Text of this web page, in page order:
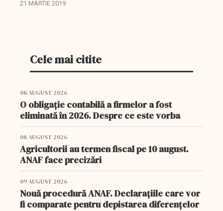
21 MARTIE 2019
Cele mai citite
08 AUGUST 2026
O obligație contabilă a firmelor a fost
eliminată în 2026. Despre ce este vorba
08 AUGUST 2026
Agricultorii au termen fiscal pe 10 august.
ANAF face precizări
09 AUGUST 2026
Nouă procedură ANAF. Declarațiile care vor
fi comparate pentru depistarea diferențelor